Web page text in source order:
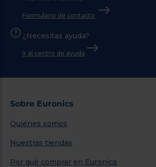
Formulario de contacto
¿Necesitas ayuda?
Ir al centro de ayuda
Sobre Euronics
Quiénes somos
Nuestras tiendas
Por qué comprar en Euronics